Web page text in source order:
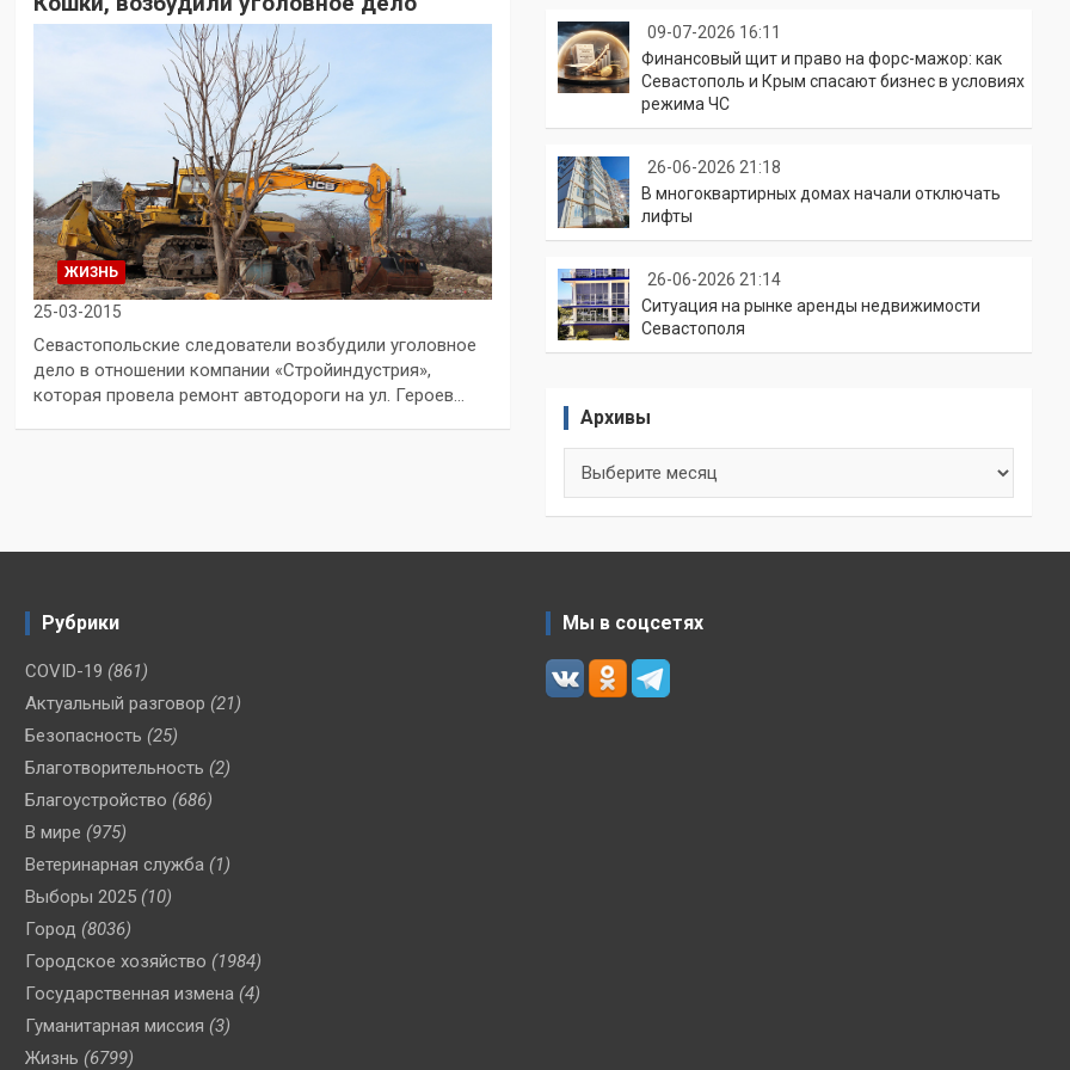
ЖИЗНЬ
25-03-2015
Севастопольские следователи возбудили уголовное
дело в отношении компании «Стройиндустрия»,
которая провела ремонт автодороги на ул. Героев…
09-07-2026 16:11
Финансовый щит и право на форс-мажор: как
Севастополь и Крым спасают бизнес в условиях
режима ЧС
26-06-2026 21:18
В многоквартирных домах начали отключать
лифты
26-06-2026 21:14
Ситуация на рынке аренды недвижимости
Севастополя
Архивы
Рубрики
COVID-19 (861)
Актуальный разговор (21)
Безопасность (25)
Благотворительность (2)
Благоустройство (686)
В мире (975)
Ветеринарная служба (1)
Выборы 2025 (10)
Город (8036)
Городское хозяйство (1984)
Государственная измена (4)
Гуманитарная миссия (3)
Жизнь (6799)
Мы в соцсетях